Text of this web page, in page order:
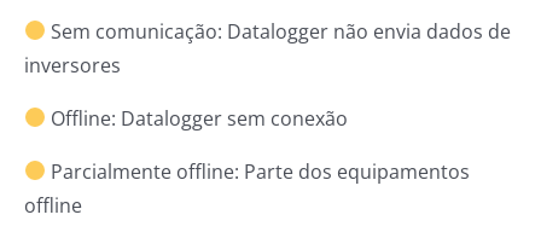
Sem comunicação: Datalogger não envia dados de
inversores
Offline: Datalogger sem conexão
Parcialmente offline: Parte dos equipamentos
offline